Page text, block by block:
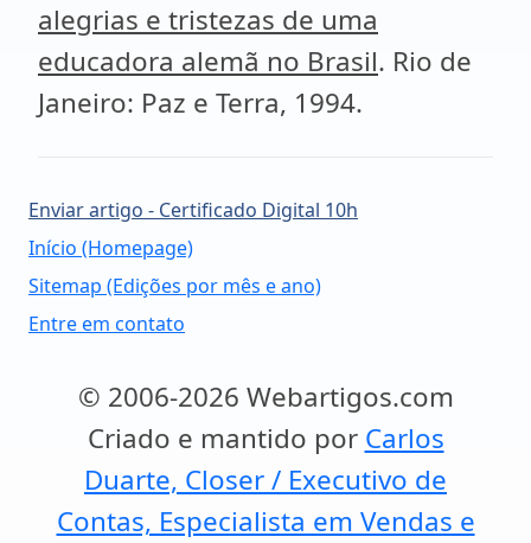
alegrias e tristezas de uma
educadora alemã no Brasil. Rio de
Janeiro: Paz e Terra, 1994.
Enviar artigo - Certificado Digital 10h
Início (Homepage)
Sitemap (Edições por mês e ano)
Entre em contato
© 2006-2026 Webartigos.com
Criado e mantido por Carlos
Duarte, Closer / Executivo de
Contas, Especialista em Vendas e